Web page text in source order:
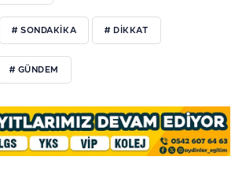
# SONDAKIKA # DIKKAT
# GÜNDEM